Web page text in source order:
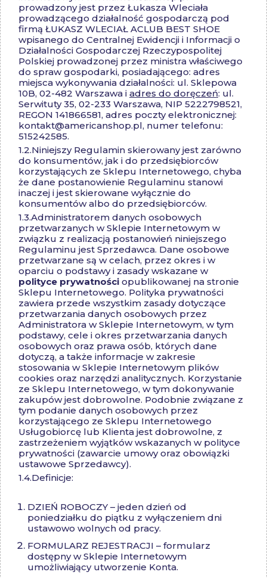
prowadzony jest przez Łukasza Wleciała
prowadzącego działalność gospodarczą pod
firmą ŁUKASZ WLECIAŁ ACLUB BEST SHOE
wpisanego do Centralnej Ewidencji i Informacji o
Działalności Gospodarczej Rzeczypospolitej
Polskiej prowadzonej przez ministra właściwego
do spraw gospodarki, posiadającego: adres
miejsca wykonywania działalności: ul. Sklepowa
10B, 02-482 Warszawa i adres do doręczeń: ul.
Serwituty 35, 02-233 Warszawa, NIP 5222798521,
REGON 141866581, adres poczty elektronicznej:
kontakt@americanshop.pl, numer telefonu:
515242585.
1.2.Niniejszy Regulamin skierowany jest zarówno
do konsumentów, jak i do przedsiębiorców
korzystających ze Sklepu Internetowego, chyba
że dane postanowienie Regulaminu stanowi
inaczej i jest skierowane wyłącznie do
konsumentów albo do przedsiębiorców.
1.3.Administratorem danych osobowych
przetwarzanych w Sklepie Internetowym w
związku z realizacją postanowień niniejszego
Regulaminu jest Sprzedawca. Dane osobowe
przetwarzane są w celach, przez okres i w
oparciu o podstawy i zasady wskazane w
polityce prywatności opublikowanej na stronie
Sklepu Internetowego. Polityka prywatności
zawiera przede wszystkim zasady dotyczące
przetwarzania danych osobowych przez
Administratora w Sklepie Internetowym, w tym
podstawy, cele i okres przetwarzania danych
osobowych oraz prawa osób, których dane
dotyczą, a także informacje w zakresie
stosowania w Sklepie Internetowym plików
cookies oraz narzędzi analitycznych. Korzystanie
ze Sklepu Internetowego, w tym dokonywanie
zakupów jest dobrowolne. Podobnie związane z
tym podanie danych osobowych przez
korzystającego ze Sklepu Internetowego
Usługobiorcę lub Klienta jest dobrowolne, z
zastrzeżeniem wyjątków wskazanych w polityce
prywatności (zawarcie umowy oraz obowiązki
ustawowe Sprzedawcy).
1.4.Definicje:
DZIEŃ ROBOCZY – jeden dzień od
poniedziałku do piątku z wyłączeniem dni
ustawowo wolnych od pracy.
FORMULARZ REJESTRACJI – formularz
dostępny w Sklepie Internetowym
umożliwiający utworzenie Konta.